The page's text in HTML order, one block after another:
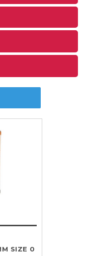
SIZE 0